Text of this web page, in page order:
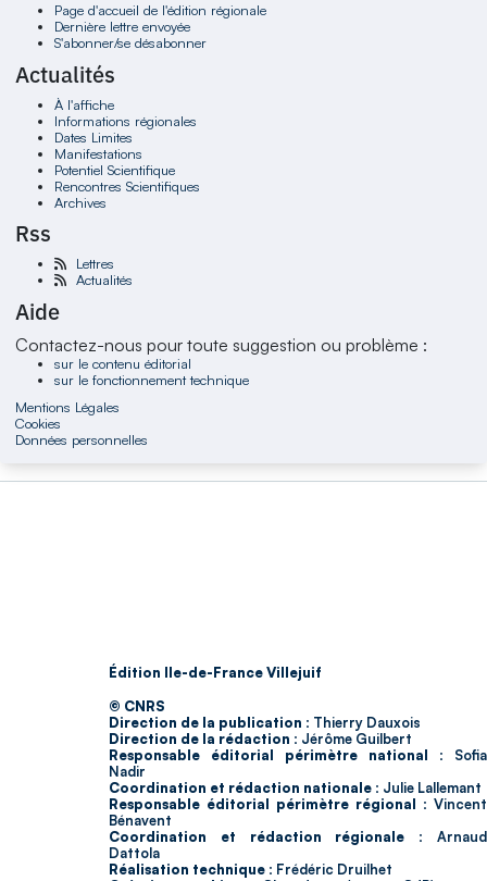
Page d'accueil de l'édition régionale
Dernière lettre envoyée
S'abonner/se désabonner
Actualités
À l'affiche
Informations régionales
Dates Limites
Manifestations
Potentiel Scientifique
Rencontres Scientifiques
Archives
Rss
Lettres
Actualités
Aide
Contactez-nous pour toute suggestion ou problème :
sur le contenu éditorial
sur le fonctionnement technique
Mentions Légales
Cookies
Données personnelles
Édition Ile-de-France Villejuif
© CNRS
Direction de la publication : Thierry Dauxois
Direction de la rédaction : Jérôme Guilbert
Responsable éditorial périmètre national : Sofia
Nadir
Coordination et rédaction nationale : Julie Lallemant
Responsable éditorial périmètre régional : Vincent
Bénavent
Coordination et rédaction régionale : Arnaud
Dattola
Réalisation technique : Frédéric Druilhet